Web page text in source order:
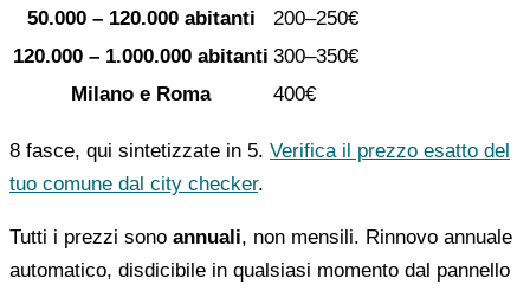
50.000 – 120.000 abitanti
200–250€
120.000 – 1.000.000 abitanti 300–350€
Milano e Roma
400€
8 fasce, qui sintetizzate in 5. Verifica il prezzo esatto del
tuo comune dal city checker.
Tutti i prezzi sono annuali, non mensili. Rinnovo annuale
automatico, disdicibile in qualsiasi momento dal pannello